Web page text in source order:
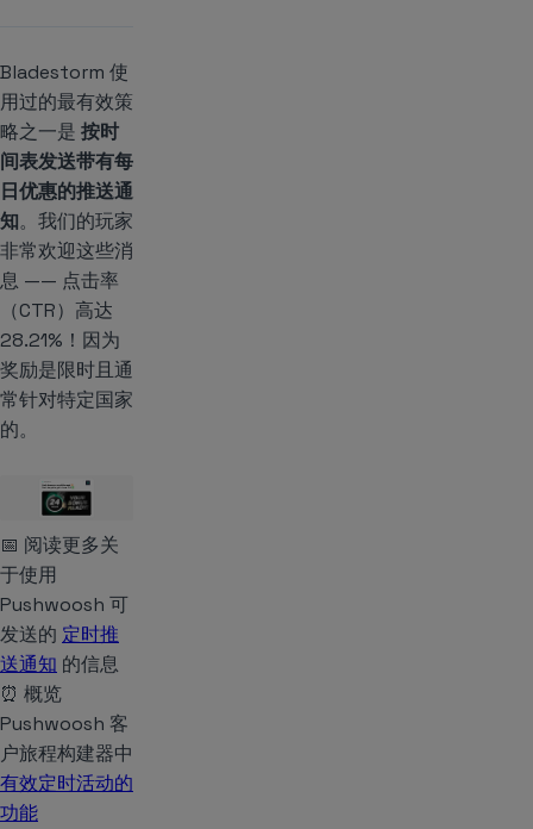
Bladestorm 使
用过的最有效策
略之一是 按时
间表发送带有每
日优惠的推送通
知。我们的玩家
非常欢迎这些消
息 —— 点击率
（CTR）高达
28.21%！因为
奖励是限时且通
常针对特定国家
的。
📅 阅读更多关
于使用
Pushwoosh 可
发送的 定时推
送通知 的信息
⏰ 概览
Pushwoosh 客
户旅程构建器中
有效定时活动的
功能